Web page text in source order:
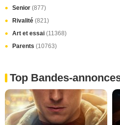
Senior (877)
Rivalité (821)
Art et essai (11368)
Parents (10763)
Top Bandes-